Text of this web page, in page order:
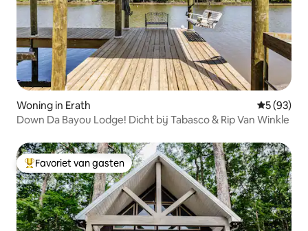
Woning in Erath
5 (93)
Down Da Bayou Lodge! Dicht bij Tabasco & Rip Van Winkle
Topfavoriet van gasten
Favoriet van gasten